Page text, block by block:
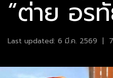
“ต่าย อร
Last updated: 6 มี.ค. 2569 |